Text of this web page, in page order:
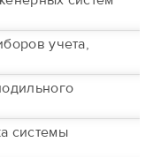
учета,
системы